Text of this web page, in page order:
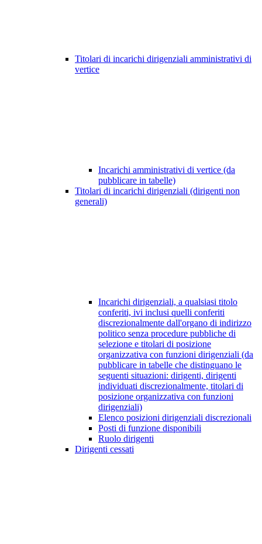
Titolari di incarichi dirigenziali amministrativi di
vertice
Incarichi amministrativi di vertice (da
pubblicare in tabelle)
Titolari di incarichi dirigenziali (dirigenti non
generali)
Incarichi dirigenziali, a qualsiasi titolo
conferiti, ivi inclusi quelli conferiti
discrezionalmente dall'organo di indirizzo
politico senza procedure pubbliche di
selezione e titolari di posizione
organizzativa con funzioni dirigenziali (da
pubblicare in tabelle che distinguano le
seguenti situazioni: dirigenti, dirigenti
individuati discrezionalmente, titolari di
posizione organizzativa con funzioni
dirigenziali)
Elenco posizioni dirigenziali discrezionali
Posti di funzione disponibili
Ruolo dirigenti
Dirigenti cessati